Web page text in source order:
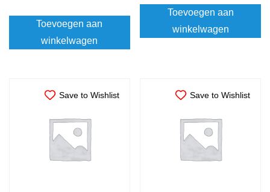
Toevoegen aan
winkelwagen
Toevoegen aan
winkelwagen
Save to Wishlist Save to Wishlist